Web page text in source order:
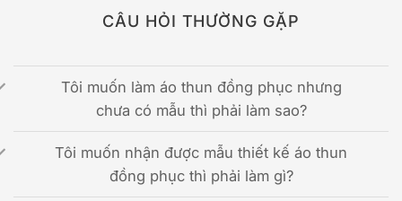
CÂU HỎI THƯỜNG GẶP
Tôi muốn làm áo thun đồng phục nhưng
chưa có mẫu thì phải làm sao?
Tôi muốn nhận được mẫu thiết kế áo thun
đồng phục thì phải làm gì?